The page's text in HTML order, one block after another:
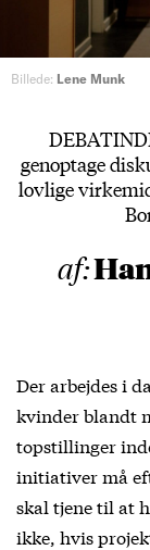
Billede: Lene Munk
genoptage
lovlige
af:
Der arbejdes i
kvinder blandt
topstillinger
initiativer må
skal tjene til at
ikke, hvis